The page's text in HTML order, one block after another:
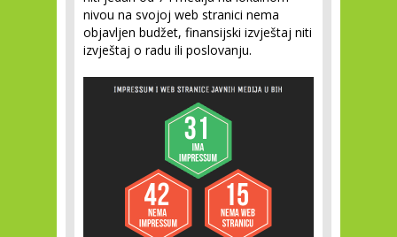
nivou na svojoj web stranici nema
objavljen budžet, finansijski izvještaj niti
izvještaj o radu ili poslovanju.